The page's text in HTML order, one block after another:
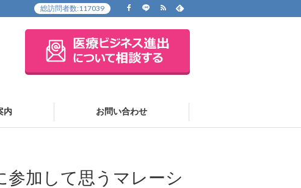
内 お問い合わせ
117039
総訪問者数:
参加して思うマレーシ